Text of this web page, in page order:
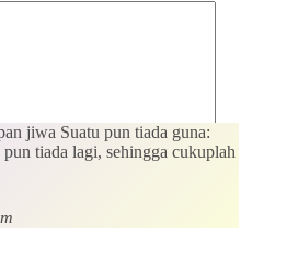
website in this browser for the
jiwa Suatu pun tiada guna:
tiada lagi, sehingga cukuplah